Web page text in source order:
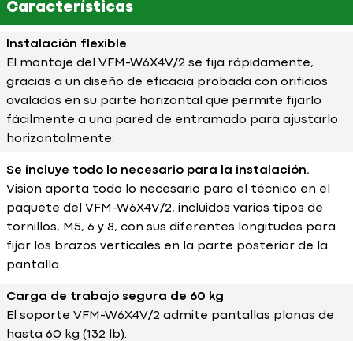
Características
Instalación flexible
El montaje del VFM-W6X4V/2 se fija rápidamente,
gracias a un diseño de eficacia probada con orificios
ovalados en su parte horizontal que permite fijarlo
fácilmente a una pared de entramado para ajustarlo
horizontalmente.
Se incluye todo lo necesario para la instalación.
Vision aporta todo lo necesario para el técnico en el
paquete del VFM-W6X4V/2, incluidos varios tipos de
tornillos, M5, 6 y 8, con sus diferentes longitudes para
fijar los brazos verticales en la parte posterior de la
pantalla.
Carga de trabajo segura de 60 kg
El soporte VFM-W6X4V/2 admite pantallas planas de
hasta 60 kg (132 lb).